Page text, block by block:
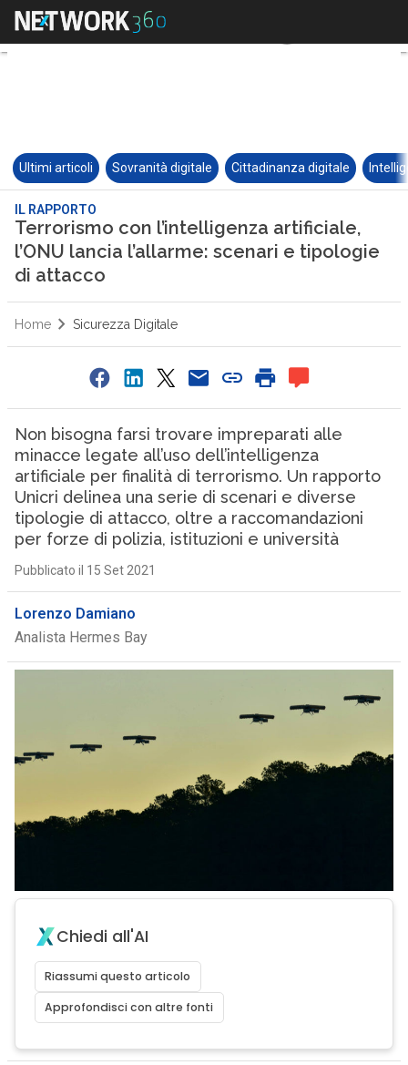
Ultimi articoli Sovranità digitale Cittadinanza digitale
IL RAPPORTO
Terrorismo con l’intelligenza artificiale,
l’ONU lancia l’allarme: scenari e tipologie
di attacco
Home Sicurezza Digitale
Non bisogna farsi trovare impreparati alle
minacce legate all’uso dell’intelligenza
artificiale per finalità di terrorismo. Un rapporto
Unicri delinea una serie di scenari e diverse
tipologie di attacco, oltre a raccomandazioni
per forze di polizia, istituzioni e università
Pubblicato il 15 Set 2021
Lorenzo Damiano
Analista Hermes Bay
Chiedi all'AI
Riassumi questo articolo
Approfondisci con altre fonti